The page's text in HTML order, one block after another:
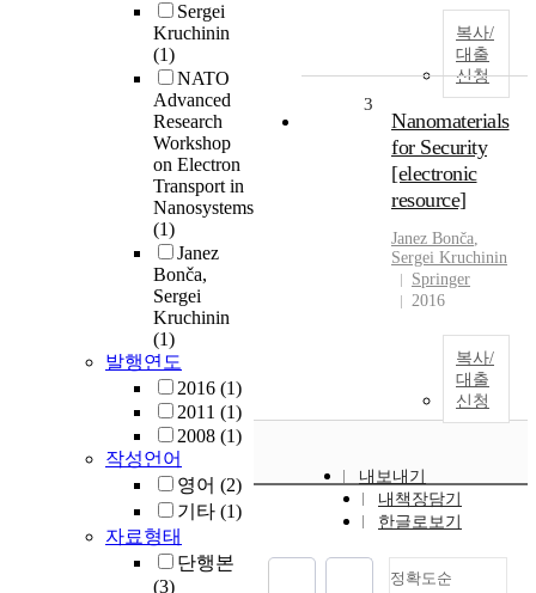
Sergei
Kruchinin
(1)
NATO
Advanced
Research
Workshop
on Electron
Transport in
Nanosystems
(1)
Janez
Bonča,
Sergei
Kruchinin
(1)
발행연도
2016 (1)
2011 (1)
2008 (1)
작성언어
영어 (2)
기타 (1)
자료형태
단행본
(3)
복사/
대출
신청
3
Nanomaterials
for Security
[electronic
resource]
Janez Bonča,
Sergei Kruchinin
Springer
2016
복사/
대출
신청
내보내기
내책장담기
한글로보기
정확도순